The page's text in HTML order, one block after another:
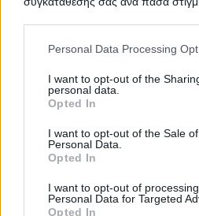
Please note that this website/app
not limited to your visit or usage
grant or deny consent to Google
use your data for below specified
consent section.
Personal Data Processing
I want to opt-out of the
personal data.
Opted In
I want to opt-out of the Sale
Personal Data.
Opted In
I want to opt-out of
Personal Data for Targeted
Opted In
ΤΙΤΛΟΣ ΟΞΥΓΟΝΟ
ΤΙΤΛΟΣ
ΥΠΗΡΕΣΙΕΣ
ΕΞΟΠΛΙΣΜΟΥ
ΤΙΤΛΟΣ
ΠΡΟΜΗΘΕΙΑΣ